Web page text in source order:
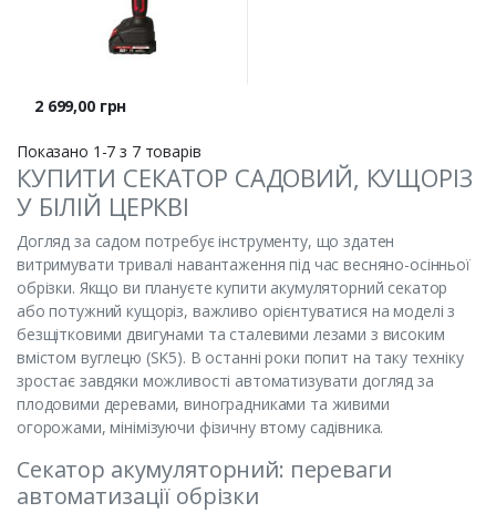
Ціна
2 699,00 грн
Показано 1-7 з 7 товарів
КУПИТИ СЕКАТОР САДОВИЙ, КУЩОРІЗ
У БІЛІЙ ЦЕРКВІ
Догляд за садом потребує інструменту, що здатен
витримувати тривалі навантаження під час весняно-осінньої
обрізки. Якщо ви плануєте купити акумуляторний секатор
або потужний кущоріз, важливо орієнтуватися на моделі з
безщітковими двигунами та сталевими лезами з високим
вмістом вуглецю (SK5). В останні роки попит на таку техніку
зростає завдяки можливості автоматизувати догляд за
плодовими деревами, виноградниками та живими
огорожами, мінімізуючи фізичну втому садівника.
Секатор акумуляторний: переваги
автоматизації обрізки